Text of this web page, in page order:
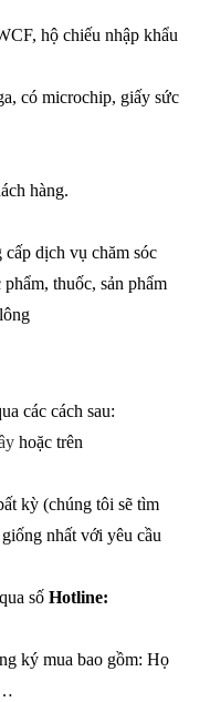
hộ chiếu nhập khẩu
có microchip, giấy sức
hàng.
dịch vụ chăm sóc
thuốc, sản phẩm
các cách sau:
hoặc trên
kỳ (chúng tôi sẽ tìm
nhất với yêu cầu
số Hotline:
ký mua bao gồm: Họ